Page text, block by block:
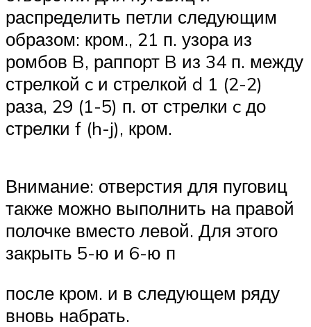
распределить петли следующим
образом: кром., 21 п. узора из
ромбов B, раппорт B из 34 п. между
стрелкой c и стрелкой d 1 (2-2)
раза, 29 (1-5) п. от стрелки c до
стрелки f (h-j), кром.
Внимание: отверстия для пуговиц
также можно выполнить на правой
полочке вместо левой. Для этого
закрыть 5-ю и 6-ю п
после кром. и в следующем ряду
вновь набрать.